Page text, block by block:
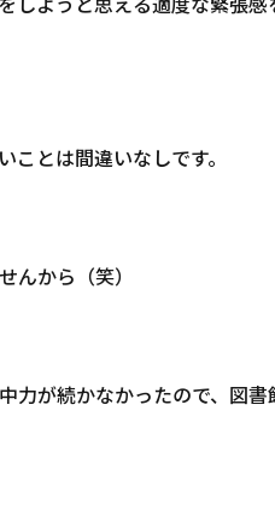
ことは間違いなしです。
んから（笑）
力が続かなかったので、図